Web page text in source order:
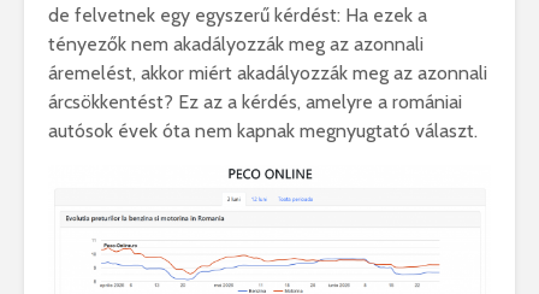
de felvetnek egy egyszerű kérdést: Ha ezek a
tényezők nem akadályozzák meg az azonnali
áremelést, akkor miért akadályozzák meg az azonnali
árcsökkentést? Ez az a kérdés, amelyre a romániai
autósok évek óta nem kapnak megnyugtató választ.